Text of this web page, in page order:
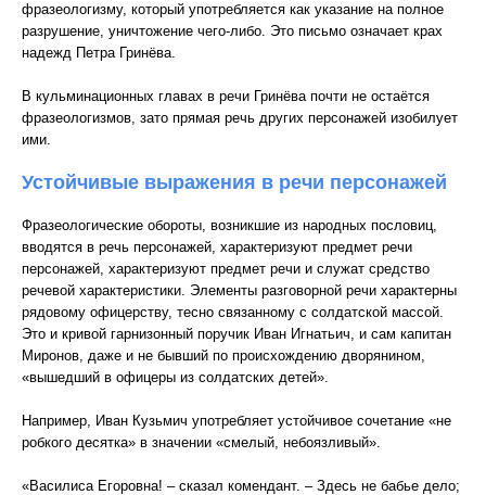
фразеологизму, который употребляется как указание на полное
разрушение, уничтожение чего-либо. Это письмо означает крах
надежд Петра Гринёва.
В кульминационных главах в речи Гринёва почти не остаётся
фразеологизмов, зато прямая речь других персонажей изобилует
ими.
Устойчивые выражения в речи персонажей
Фразеологические обороты, возникшие из народных пословиц,
вводятся в речь персонажей, характеризуют предмет речи
персонажей, характеризуют предмет речи и служат средство
речевой характеристики. Элементы разговорной речи характерны
рядовому офицерству, тесно связанному с солдатской массой.
Это и кривой гарнизонный поручик Иван Игнатьич, и сам капитан
Миронов, даже и не бывший по происхождению дворянином,
«вышедший в офицеры из солдатских детей».
Например, Иван Кузьмич употребляет устойчивое сочетание «не
робкого десятка» в значении «смелый, небоязливый».
«Василиса Егоровна! – сказал комендант. – Здесь не бабье дело;